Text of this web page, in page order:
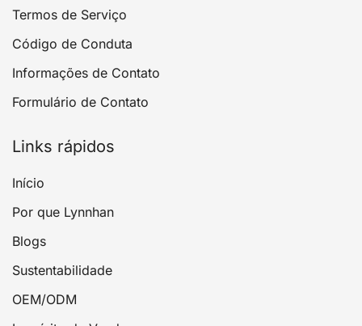
Termos de Serviço
Código de Conduta
Informações de Contato
Formulário de Contato
Links rápidos
Início
Por que Lynnhan
Blogs
Sustentabilidade
OEM/ODM